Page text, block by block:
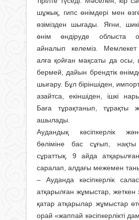
шұжық, гипс өнімдері мен
өзімізден шығады. Яғни,
өнім өндіруде облыста
айналып келеміз.
алға қойған мақсаты да осы,
бермей, дайын брендтік
шығару. Бұл біріншіден,
азайтса, екіншіден, ішкі
Баға тұрақтанып, тұрақты
ашылады.
Аудандық кәсіпкерлік
бөліміне бас сұғып, нақты
сұраттық. 9 айда
саралап, алдағы межемен
– Ауданда кәсіпкерлік
атқарылған жұмыстар, жеткен
қатар атқарылар жұмыстар
орай «жаппай кәсіпкерлікті